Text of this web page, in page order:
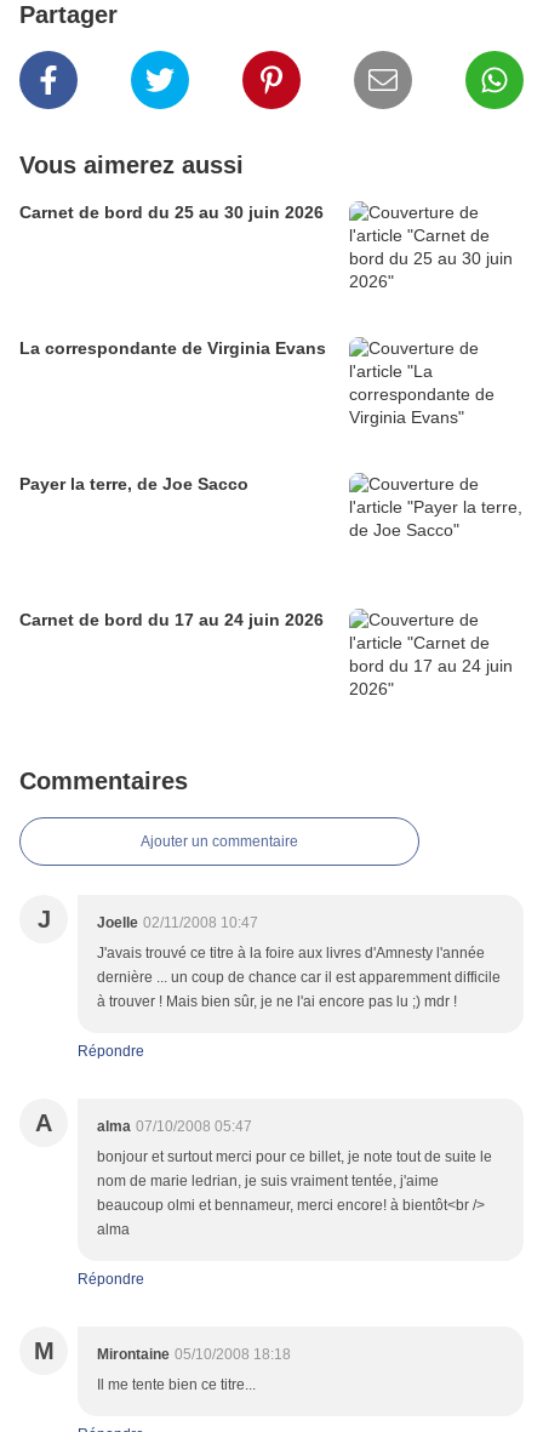
Partager
Vous aimerez aussi
Carnet de bord du 25 au 30 juin 2026
La correspondante de Virginia Evans
Payer la terre, de Joe Sacco
Carnet de bord du 17 au 24 juin 2026
Commentaires
Ajouter un commentaire
J Joelle 02/11/2008 10:47
J'avais trouvé ce titre à la foire aux livres d'Amnesty l'année
dernière ... un coup de chance car il est apparemment difficile
à trouver ! Mais bien sûr, je ne l'ai encore pas lu ;) mdr !
Répondre
A alma 07/10/2008 05:47
bonjour et surtout merci pour ce billet, je note tout de suite le
nom de marie ledrian, je suis vraiment tentée, j'aime
beaucoup olmi et bennameur, merci encore! à bientôt<br />
alma
Répondre
M Mirontaine 05/10/2008 18:18
Il me tente bien ce titre...